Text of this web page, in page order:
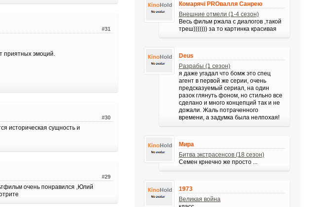
#31
приятных эмоций.
#30
историческая сущность и
#29
очень понравился ,Юлий
Комарячі PROвалля Санрею
Внешние отмели (1-4 сезон)
Весь фильм ржала с диалогов ,такой
треш))))))) за то картинка красивая
Deus
Разрабы (1 сезон)
я даже угадал что бомж это спец
агент в первой же серии, очень
предсказуемый сериал, на один
разок глянуть фоном, но стильно все
сделано и много концепций так и не
дожали. Жаль потраченного
времени, а задумка была нелпохая!
Мира
Битва экстрасенсов (18 сезон)
Семен крнечно же просто ...
1973
Великая война